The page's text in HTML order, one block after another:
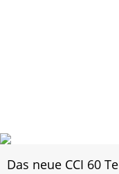
Das neue CCI 60